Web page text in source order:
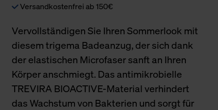
Versandkostenfrei ab 150€
Vervollständigen Sie Ihren Sommerlook mit
diesem trigema Badeanzug, der sich dank
der elastischen Microfaser sanft an Ihren
Körper anschmiegt. Das antimikrobielle
TREVIRA BIOACTIVE-Material verhindert
das Wachstum von Bakterien und sorgt für